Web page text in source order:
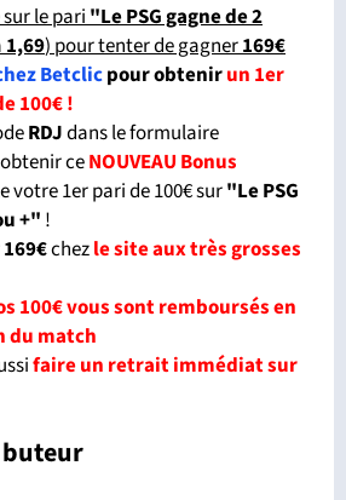
sur le pari"Le PSG gagne de 2
1,69) pour tenter de gagner169€
Betclicpour obtenirun 1er
100€ !
RDJdans le formulaire
ceNOUVEAU Bonus
votre 1er pari de 100€ sur"Le PSG
+" !
169€chezle site aux très grosses
100€ vous sont remboursés en
du match
faire un retrait immédiat sur